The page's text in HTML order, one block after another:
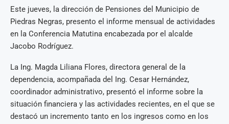
Este jueves, la dirección de Pensiones del Municipio de
Piedras Negras, presento el informe mensual de actividades
en la Conferencia Matutina encabezada por el alcalde
Jacobo Rodríguez.
La Ing. Magda Liliana Flores, directora general de la
dependencia, acompañada del Ing. Cesar Hernández,
coordinador administrativo, presentó el informe sobre la
situación financiera y las actividades recientes, en el que se
destacó un incremento tanto en los ingresos como en los